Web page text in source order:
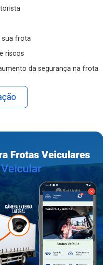
sua frota
riscos
da segurança na frota